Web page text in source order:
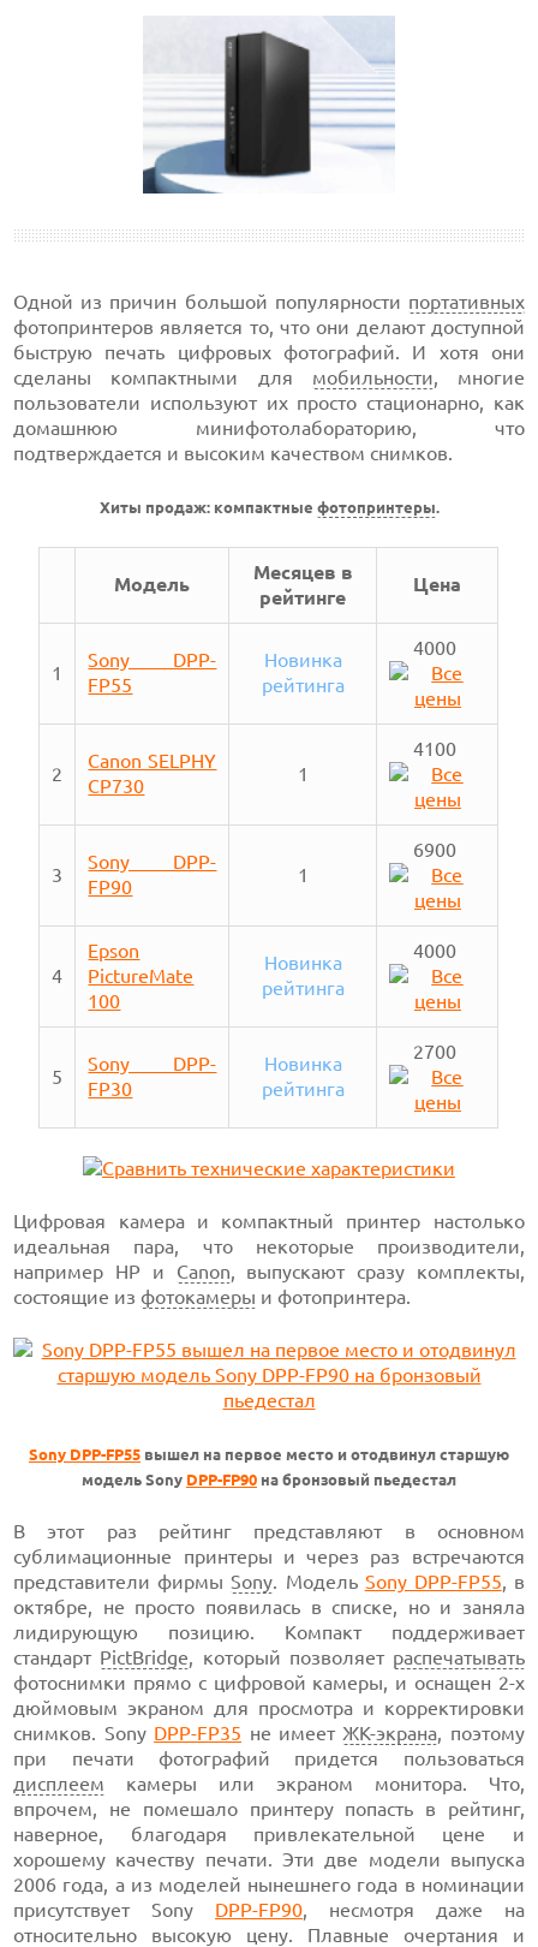
Одной из причин большой популярности портативных
фотопринтеров является то, что они делают доступной
быструю печать цифровых фотографий. И хотя они
сделаны компактными для мобильности, многие
пользователи используют их просто стационарно, как
домашнюю минифотолабораторию, что
подтверждается и высоким качеством снимков.
Хиты продаж: компактные фотопринтеры.
Модель
Месяцев в
рейтинге
Цена
1
Sony DPP-
FP55
Новинка
рейтинга
4000
2
Canon SELPHY
CP730
1
4100
3
Sony DPP-
FP90
1
6900
4
Epson
PictureMate
100
Новинка
рейтинга
4000
5
Sony DPP-
FP30
Новинка
рейтинга
2700
Цифровая камера и компактный принтер настолько
идеальная пара, что некоторые производители,
например НР и Canon, выпускают сразу комплекты,
состоящие изфотокамеры и фотопринтера.
Sony DPP-FP55 вышел на первое место и отодвинул старшую
модель Sony DPP-FP90 на бронзовый пьедестал
В этот раз рейтинг представляют в основном
сублимационные принтеры и через раз встречаются
представители фирмыSony. Модель Sony DPP-FP55, в
октябре, не просто появилась в списке, но и заняла
лидирующую позицию. Компакт поддерживает
стандарт PictBridge, который позволяет распечатывать
фотоснимки прямо с цифровой камеры, и оснащен 2-х
дюймовым экраном для просмотра и корректировки
снимков. Sony DPP-FP35 не имеет ЖК-экрана, поэтому
при печати фотографий придется пользоваться
дисплеем камеры или экраном монитора. Что,
впрочем, не помешало принтеру попасть в рейтинг,
наверное, благодаря привлекательной цене и
хорошему качеству печати. Эти две модели выпуска
2006 года, а из моделей нынешнего года в номинации
присутствует Sony DPP-FP90, несмотря даже на
относительно высокую цену. Плавные очертания и